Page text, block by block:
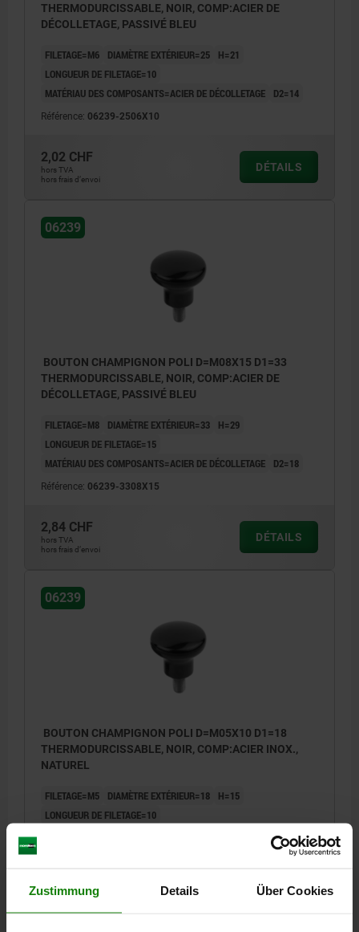
Zustimmung Details Über Cookies
THERMODURCISSABLE, NOIR, COMP:ACIER DE
DÉCOLLETAGE, PASSIVÉ BLEU
FILETAGE=M6 DIAMÈTRE EXTÉRIEUR=25
H=21
LONGUEUR DE FILETAGE=10
MATÉRIAU DES COMPOSANTS=ACIER DE DÉCOLLETAGE
D2=14
Référence: 06239-2506X10
2,02 CHF
hors TVA
hors frais d’envoi
DÉTAILS
06239
BOUTON CHAMPIGNON POLI D=M08X15 D1=33
THERMODURCISSABLE, NOIR, COMP:ACIER DE
DÉCOLLETAGE, PASSIVÉ BLEU
FILETAGE=M8 DIAMÈTRE EXTÉRIEUR=33
H=29
LONGUEUR DE FILETAGE=15
MATÉRIAU DES COMPOSANTS=ACIER DE DÉCOLLETAGE
D2=18
Référence: 06239-3308X15
2,84 CHF
hors TVA
hors frais d’envoi
DÉTAILS
06239
BOUTON CHAMPIGNON POLI D=M05X10 D1=18
THERMODURCISSABLE, NOIR, COMP:ACIER INOX.,
NATUREL
FILETAGE=M5 DIAMÈTRE EXTÉRIEUR=18
H=15
LONGUEUR DE FILETAGE=10
D2=10
3,27 CHF
hors TVA